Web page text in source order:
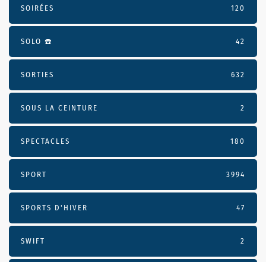
SOIRÉES 120
SOLO ☎️ 42
SORTIES 632
SOUS LA CEINTURE 2
SPECTACLES 180
SPORT 3994
SPORTS D'HIVER 47
SWIFT 2